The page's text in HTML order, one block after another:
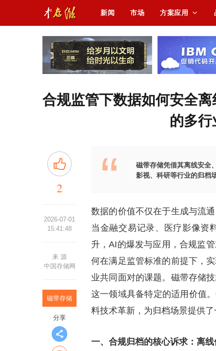
新闻 市场 方案应用
合规监管下数据如何安全
的多行
2
2026-07-01
15:41:48
来 源
中国存储网
磁带存储
分享
磁带存储凭借其离线安全
影视、科研等行业的归档
数据的价值不仅在于生成与流
当金融交易记录、医疗影像资
升，AI的爆发与应用，合规监
何在满足监管标准的前提下，
业共同面对的课题。磁带存储
这一领域具备特定的适用价值
料技术革新，为归档场景提供
一、合规归档的核心诉求：离